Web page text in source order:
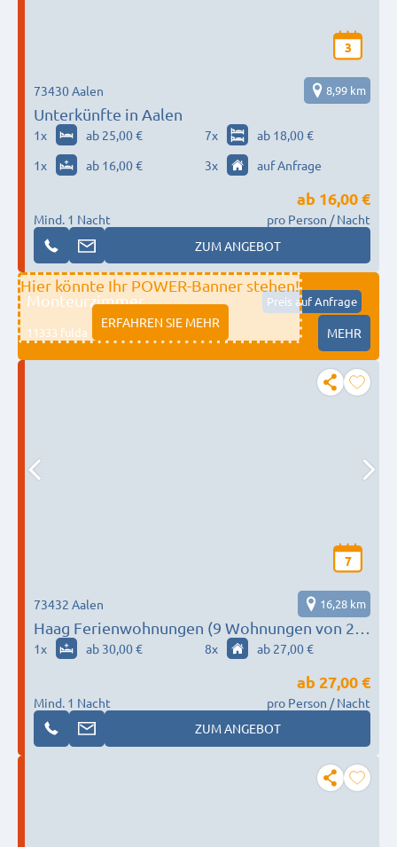
3
Unterkünfte in Aalen
73430 Aalen 8,99 km
1x ab 25,00 € 7x
ab 18,00 €
1x ab 16,00 € 3x auf Anfrage
Mind. 1 Nacht
ab 16,00 €
pro Person / Nacht
ZUM ANGEBOT
Hier könnte Ihr POWER-Banner stehen!
ERFAHREN SIE MEHR
Monteurzimmer Preis auf Anfrage
11333 fulda MEHR
7
Haag Ferienwohnungen (9 Wohnungen von 2-
10 Personen)
73432 Aalen 16,28 km
1x ab 30,00 € 8x ab 27,00 €
Mind. 1 Nacht
ab 27,00 €
pro Person / Nacht
ZUM ANGEBOT